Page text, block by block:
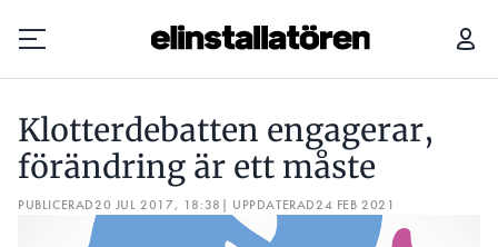
Prenumerera
Hantera prenumeration
Klotterdebatten engagerar,
förändring är ett måste
PUBLICERAD20 JUL 2017, 18:38 | UPPDATERAD24 FEB 2021